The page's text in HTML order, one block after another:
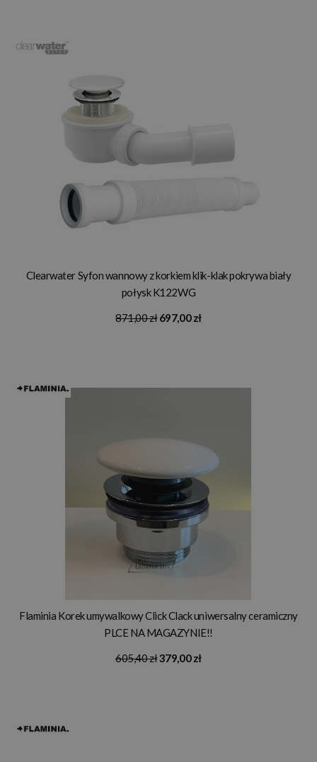
Clearwater Syfon wannowy z korkiem klik-klak pokrywa biały
połysk K122WG
871,00 zł 697,00 zł
Flaminia Korek umywalkowy Click Clack uniwersalny ceramiczny
PLCE NA MAGAZYNIE!!
605,40 zł379,00 zł